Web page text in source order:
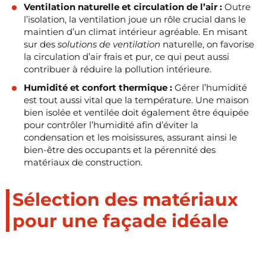
Ventilation naturelle et circulation de l’air : Outre
l’isolation, la ventilation joue un rôle crucial dans le
maintien d’un climat intérieur agréable. En misant
sur des solutions de ventilation naturelle, on favorise
la circulation d’air frais et pur, ce qui peut aussi
contribuer à réduire la pollution intérieure.
Humidité et confort thermique : Gérer l’humidité
est tout aussi vital que la température. Une maison
bien isolée et ventilée doit également être équipée
pour contrôler l’humidité afin d’éviter la
condensation et les moisissures, assurant ainsi le
bien-être des occupants et la pérennité des
matériaux de construction.
Sélection des matériaux
pour une façade idéale